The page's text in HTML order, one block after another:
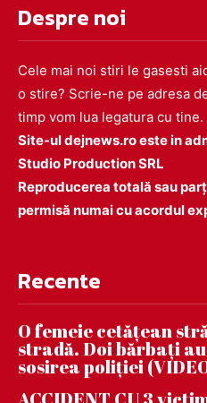
Despre noi
Cele mai noi stiri le gasesti
o stire? Scrie-ne pe adresa
timp vom lua legatura cu tine.
Site-ul dejnews.ro este in
Studio Production SRL
Reproducerea totală sau
permisă numai cu acordul
Recente
O femeie cetățean
stradă. Doi bărbați
sosirea poliției